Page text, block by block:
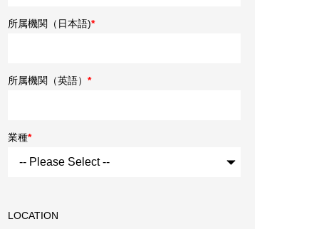
所属機関（日本語)*
所属機関（英語） *
業種*
LOCATION